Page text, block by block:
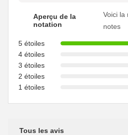
Aperçu de la
notation
Voici la
notes
5 étoiles
4 étoiles
3 étoiles
2 étoiles
1 étoiles
Tous les avis